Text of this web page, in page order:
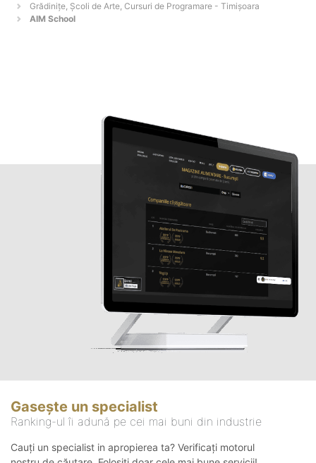
Grădinițe, Școli de Arte, Cursuri de Programare - Timişoara
AIM School
Gasește un specialist
Ranking-ul îi adună pe cei mai buni din industrie
Cauți un specialist in apropierea ta? Verificați motorul